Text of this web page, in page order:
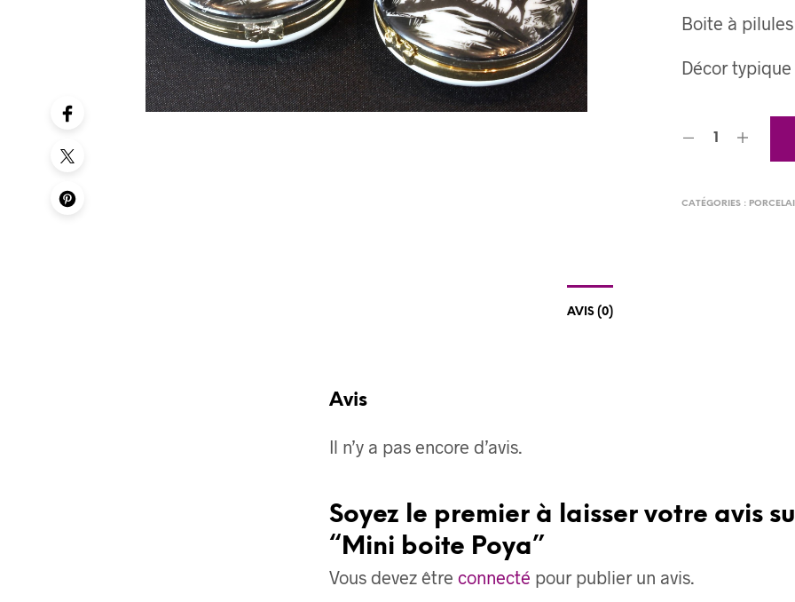
Boite à
Décor typique
CATÉGORIES :
AVIS (0)
Avis
Il n’y a pas encore d’avis.
Soyez le premier à laisser votre avis
“Mini boite Poya”
Vous devez être connecté pour publier un avis.